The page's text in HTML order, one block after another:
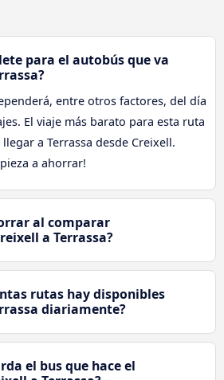
para el autobús que va
entre otros factores, del día
El viaje más barato para esta ruta
a Terrassa desde Creixell.
a ahorrar!
al comparar
a Terrassa?
rutas hay disponibles
diariamente?
el bus que hace el